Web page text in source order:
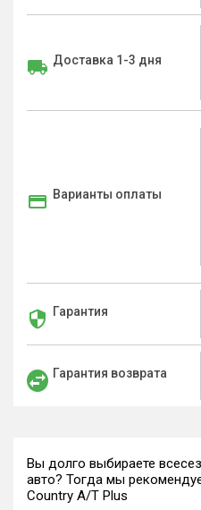
Доставка 1-3 дня
Варианты оплаты
Гарантия
Гарантия возврата
Вы долго выбираете
авто? Тогда мы
Country A/T Plus